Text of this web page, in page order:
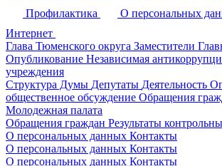
Профилактика
О персональных
Интернет
Глава Тюменского округа Заместители
Опубликование Независимая
учреждения
Структура Думы Депутаты Деятельность
общественное обсуждение Обращения
Молодежная палата
Обращения граждан Результаты
О персональных данных Контакты
О персональных данных Контакты
О персональных данных Контакты